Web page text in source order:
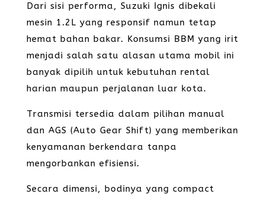
Dari sisi performa, Suzuki Ignis dibekali
mesin 1.2L yang responsif namun tetap
hemat bahan bakar. Konsumsi BBM yang irit
menjadi salah satu alasan utama mobil ini
banyak dipilih untuk kebutuhan rental
harian maupun perjalanan luar kota.
Transmisi tersedia dalam pilihan manual
dan AGS (Auto Gear Shift) yang memberikan
kenyamanan berkendara tanpa
mengorbankan efisiensi.
Secara dimensi, bodinya yang compact